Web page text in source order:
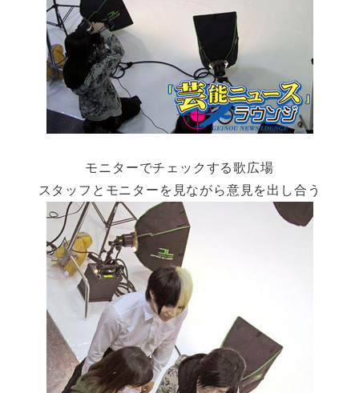
モニターでチェックする歌広場
スタッフとモニターを見ながら意見を出し合う